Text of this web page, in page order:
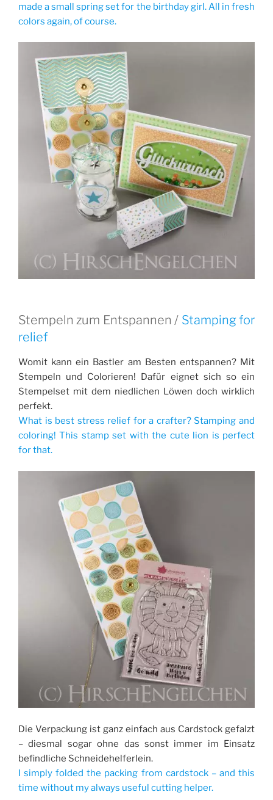
made a small spring set for the birthday girl. All in fresh
colors again, of course.
Stempeln zum Entspannen / Stamping for
relief
Womit kann ein Bastler am Besten entspannen? Mit
Stempeln und Colorieren! Dafür eignet sich so ein
Stempelset mit dem niedlichen Löwen doch wirklich
perfekt.
What is best stress relief for a crafter? Stamping and
coloring! This stamp set with the cute lion is perfect
for that.
Die Verpackung ist ganz einfach aus Cardstock gefalzt
– diesmal sogar ohne das sonst immer im Einsatz
befindliche Schneidehelferlein.
I simply folded the packing from cardstock – and this
time without my always useful cutting helper.